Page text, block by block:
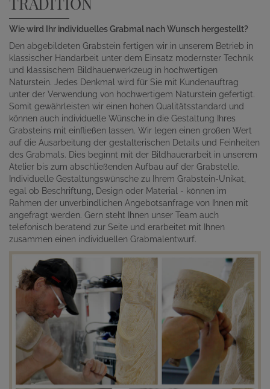
Wie wird Ihr individuelles Grabmal nach Wunsch hergestellt?
Den abgebildeten Grabstein fertigen wir in unserem Betrieb in
klassischer Handarbeit unter dem Einsatz modernster Technik
und klassischem Bildhauerwerkzeug in hochwertigen
Naturstein. Jedes Denkmal wird für Sie mit Kundenauftrag
unter der Verwendung von hochwertigem Naturstein gefertigt.
Somit gewährleisten wir einen hohen Qualitätsstandard und
können auch individuelle Wünsche in die Gestaltung Ihres
Grabsteins mit einfließen lassen. Wir legen einen großen Wert
auf die Ausarbeitung der gestalterischen Details und Feinheiten
des Grabmals. Dies beginnt mit der Bildhauerarbeit in unserem
Atelier bis zum abschließenden Aufbau auf der Grabstelle.
Individuelle Gestaltungswünsche zu Ihrem Grabstein-Unikat,
egal ob Beschriftung, Design oder Material - können im
Rahmen der unverbindlichen Angebotsanfrage von Ihnen mit
angefragt werden. Gern steht Ihnen unser Team auch
telefonisch beratend zur Seite und erarbeitet mit Ihnen
zusammen einen individuellen Grabmalentwurf.